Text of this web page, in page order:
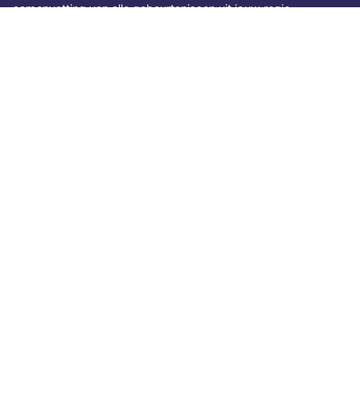
samenvatting van alle gebeurtenissen uit jouw regio.